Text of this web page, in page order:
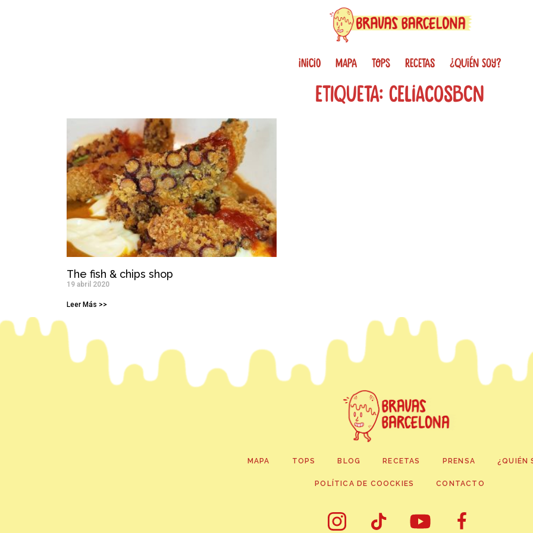
INICIO MAPA TOPS RECETAS ¿QUIÉN SOY?
Etiqueta: celiacosBCN
The fish & chips shop
19 abril 2020
Leer Más >>
MAPA TOPS BLOG RECETAS PRENSA ¿QUIÉN
POLÍTICA DE COOCKIES CONTACTO